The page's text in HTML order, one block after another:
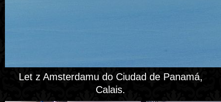
Let z Amsterdamu do Ciudad de Panamá,
Calais.